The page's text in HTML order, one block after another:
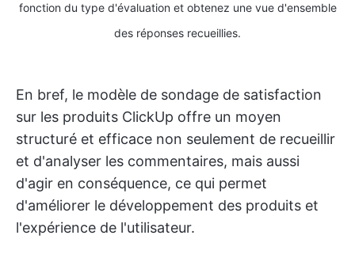
fonction du type d'évaluation et obtenez une vue d'ensemble
des réponses recueillies.
En bref, le modèle de sondage de satisfaction
sur les produits ClickUp offre un moyen
structuré et efficace non seulement de recueillir
et d'analyser les commentaires, mais aussi
d'agir en conséquence, ce qui permet
d'améliorer le développement des produits et
l'expérience de l'utilisateur.